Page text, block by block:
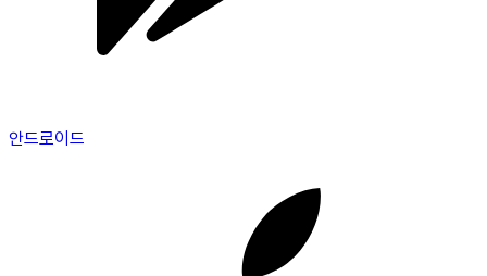
안드로이드